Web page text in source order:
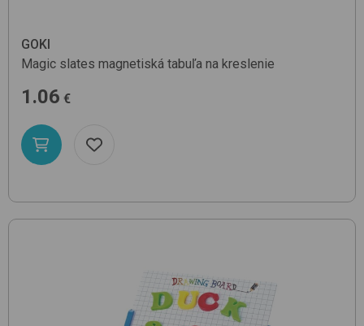
GOKI
Magic slates magnetiská tabuľa na kreslenie
1.06 €